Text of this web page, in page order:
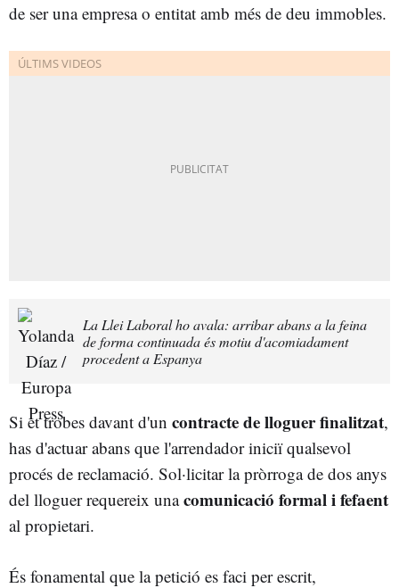
de ser una empresa o entitat amb més de deu immobles.
La Llei Laboral ho avala: arribar abans a la feina
de forma continuada és motiu d'acomiadament
procedent a Espanya
Si et trobes davant d'un contractede lloguer finalitzat,
has d'actuar abans que l'arrendador iniciï qualsevol
procés de reclamació. Sol·licitar la pròrroga de dos anys
del lloguer requereix unacomunicació formal i fefaent
al propietari.
És fonamental que la petició es faci per escrit,